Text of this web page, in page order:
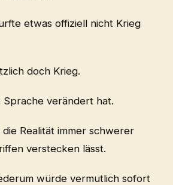
etwas offiziell nicht Krieg
doch Krieg.
Sprache verändert hat.
Realität immer schwerer
verstecken lässt.
würde vermutlich sofort